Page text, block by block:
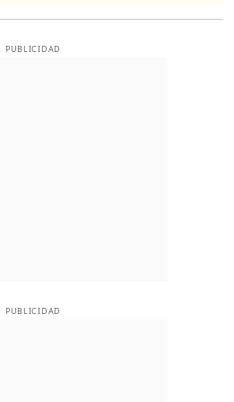
PUBLICIDAD
PUBLICIDAD